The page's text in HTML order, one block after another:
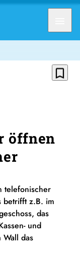
bookmark_border
öffnen
telefonischer
betrifft z.B. im
das
und
Wall das